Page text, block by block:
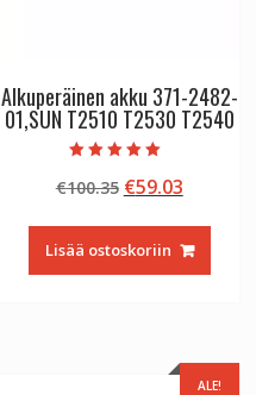
Alkuperäinen akku 371-2482-
01,SUN T2510 T2530 T2540
tuotteesta:
5.00
€100.35 Alkuperäinen
oli:
€100.35.
€59.03
on:
€59.03.
Lisää ostoskoriin
ALE!